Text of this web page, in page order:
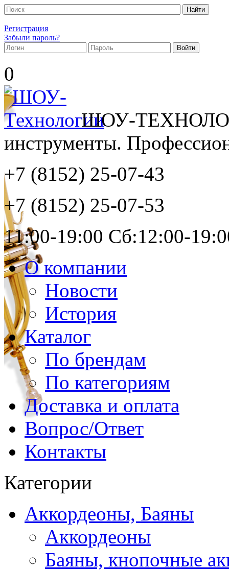
Регистрация
Забыли пароль?
0
ШОУ-
инструменты.
+7 (8152) 25-07-43
+7 (8152) 25-07-53
11:00-19:00 Сб:12:00-
О компании
Новости
История
Каталог
По брендам
По категориям
Доставка и оплата
Вопрос/Ответ
Контакты
Категории
Аккордеоны, Баяны
Аккордеоны
Баяны, кнопочные